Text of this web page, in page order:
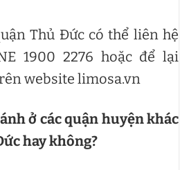
Thủ Đức có thể liên hệ
1900 2276 hoặc để lại
website limosa.vn
ở các quận huyện khác
hay không?